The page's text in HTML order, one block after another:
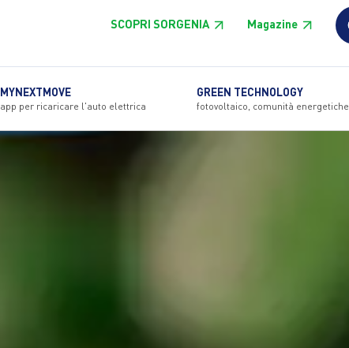
SCOPRI SORGENIA Magazine
MYNEXTMOVE
app per ricaricare l'auto elettrica
GREEN TECHNOLOGY
fotovoltaico, comunità energetiche